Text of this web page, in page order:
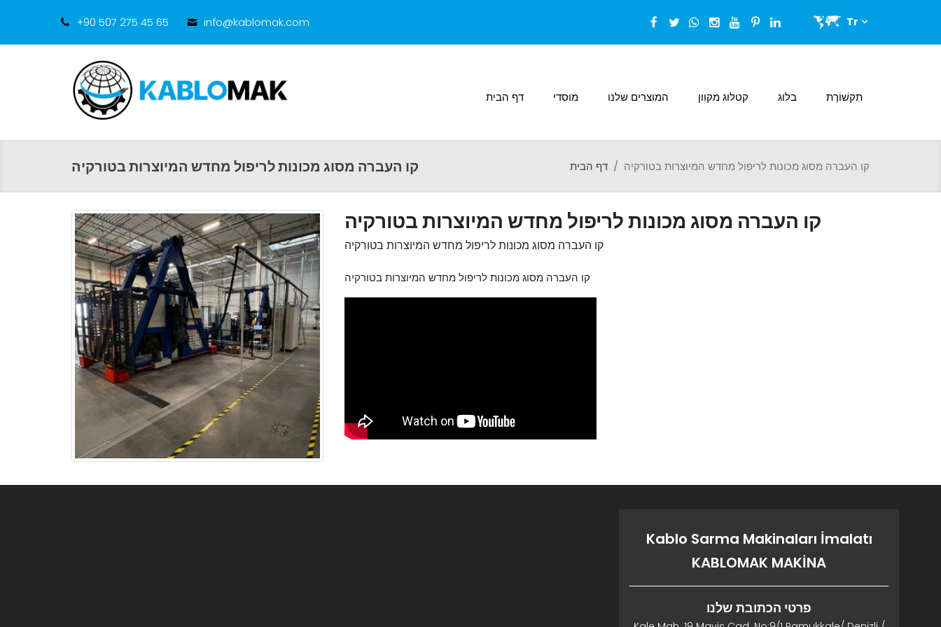
+90 507 275 45 65 info@kablomak.com Tr
דף הבית מוסדי המוצרים שלנו קטלוג מקוון בלוג תִקשׁוֹרֶת
קו העברה מסוג מכונות לריפול מחדש המיוצרות בטורקיה דף הבית קו העברה מסוג מכונות לריפול מחדש המיוצרות בטורקיה
קו העברה מסוג מכונות לריפול מחדש המיוצרות בטורקיה
קו העברה מסוג מכונות לריפול מחדש המיוצרות בטורקיה
קו העברה מסוג מכונות לריפול מחדש המיוצרות בטורקיה
Kablo Sarma Makinaları İmalatı
KABLOMAK MAKİNA
פרטי הכתובת שלנו